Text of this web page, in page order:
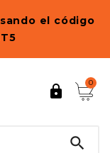
el código

0
